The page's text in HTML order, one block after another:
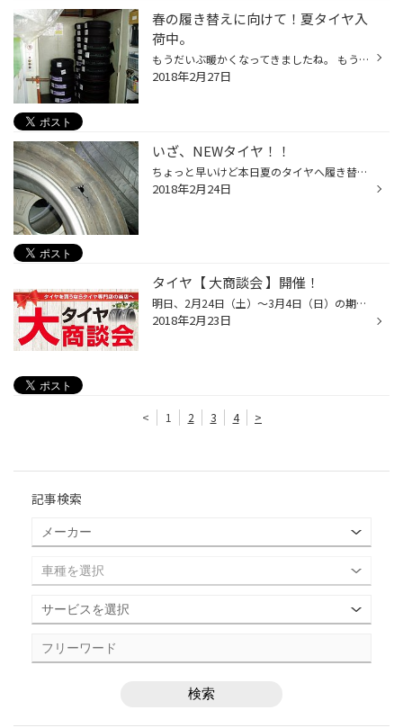
春の履き替えに向けて！夏タイヤ入
荷中。
もうだいぶ暖かくなってきましたね。 もうそろそろスタッドレスタイヤを履き替える時期になってきました。 皆様のご来店に備えてただいま夏要タイヤを続々とご用意して 皆様のご来店をお待ちしいています。
2018年2月27日
いざ、NEWタイヤ！！
ちょっと早いけど本日夏のタイヤへ履き替えです。 昨年の秋、悔しくも帰宅中にバーストしてしまいました。 まぁ春先には新しいタイヤに交換しようと思っていたから ふんぎりがつきました。 で、本日交換です。 今度はﾌﾟﾚｲｽﾞです。 感想を後日紹介したいともいます。 待っててね。
2018年2月24日
タイヤ【 大商談会 】開催！
明日、2月24日（土）～3月4日（日）の期間中は タイヤ『 大商談会 』を実施致します！ タイヤだけでなく、お買い得なアルミホイールセットもご用意しております！ また、おクルマのメンテナンスもお任せ下さい！ オイル・バッテリーなどの点検は【無料】で行なっております！ 点検・お見積もりだけ...
2018年2月23日
< 1 2 3 4 >
記事検索